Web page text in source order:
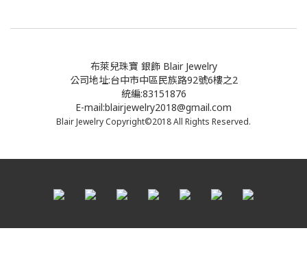
布萊兒珠寶 銀飾 Blair Jewelry
公司地址:台中市中區民族路92號6樓之2
統編:83151876
E-mail:blairjewelry2018@gmail.com
Blair Jewelry Copyright©2018 All Rights Reserved.